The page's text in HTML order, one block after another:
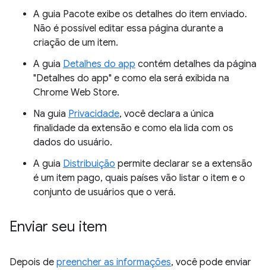
A guia Pacote exibe os detalhes do item enviado.
Não é possível editar essa página durante a
criação de um item.
A guia Detalhes do app contém detalhes da página
"Detalhes do app" e como ela será exibida na
Chrome Web Store.
Na guia Privacidade, você declara a única
finalidade da extensão e como ela lida com os
dados do usuário.
A guia Distribuição permite declarar se a extensão
é um item pago, quais países vão listar o item e o
conjunto de usuários que o verá.
Enviar seu item
Depois de preencher as informações, você pode enviar